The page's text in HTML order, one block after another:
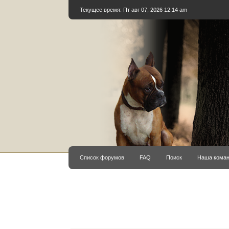
Текущее время: Пт авг 07, 2026 12:14 am
Список форумов FAQ Поиск Наша